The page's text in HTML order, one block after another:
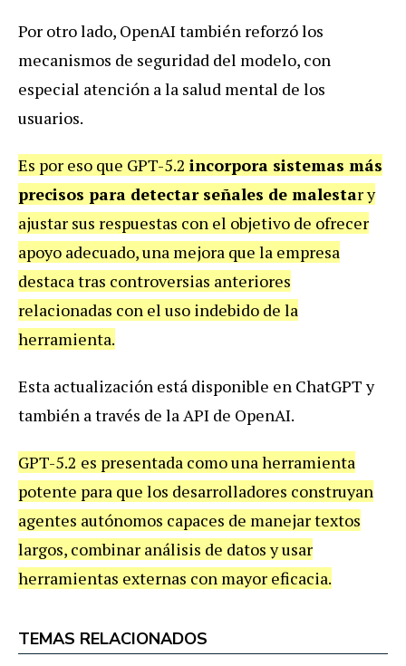
Por otro lado, OpenAI también reforzó los
mecanismos de seguridad del modelo, con
especial atención a la salud mental de los
usuarios.
Es por eso que GPT-5.2 incorpora sistemas más
precisos para detectar señales de malestar y
ajustar sus respuestas con el objetivo de ofrecer
apoyo adecuado, una mejora que la empresa
destaca tras controversias anteriores
relacionadas con el uso indebido de la
herramienta.
Esta actualización está disponible en ChatGPT y
también a través de la API de OpenAI.
GPT-5.2 es presentada como una herramienta
potente para que los desarrolladores construyan
agentes autónomos capaces de manejar textos
largos, combinar análisis de datos y usar
herramientas externas con mayor eficacia.
TEMAS RELACIONADOS